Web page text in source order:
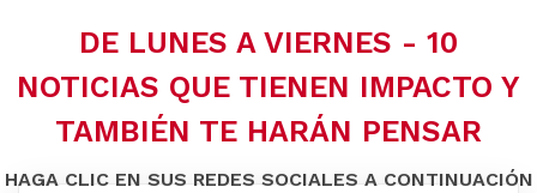
DE LUNES A VIERNES - 10
NOTICIAS QUE TIENEN IMPACTO Y
TAMBIÉN TE HARÁN PENSAR
HAGA CLIC EN SUS REDES SOCIALES A CONTINUACIÓN